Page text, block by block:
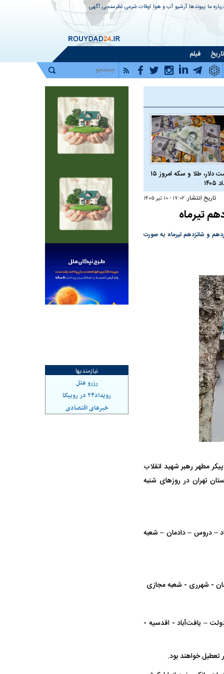
ما پیوندها آرشیو آب و هوا اوقات شرعی نظرسنجی آگهی
تاریخ فیلم
قیمت دلار، طلا و سکه امروز ۱۵
تاریخ انتشار: ۱۷:۰۲ - ۱۰ تير ۱۴۰۵
تیرماه
و شانزدهم تیرماه به صورت
مطهر رهبر شهید انقلاب
بانک دی در استان تهران در روز‌های شنبه
– دروس – دادمان – شعبه
‏‏- شهرری‏ ‏- شعبه مجازی
– یافت‌آباد ‏- اقدسیه ‏‏-
که پول به
توسط فروشنده
چرا رویای آمریکایی سرنگونی رژیم و
نابودی محور مقاومت تعبیر نشد؟ | پشت
پرده تجارت پهپاد‌ ۱۵۰۰ دلاری که
واشنگتن را زمین زد
شکست
نیازمندیها
رزرو هتل
رویداد۲۴ در روبیکا
خبرهای اقتصادی